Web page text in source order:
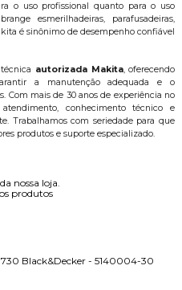
o uso profissional quanto para o uso
esmerilhadeiras, parafusadeiras,
é sinônimo de desempenho confiável
autorizada Makita, oferecendo
a manutenção adequada e o
Com mais de 30 anos de experiência no
conhecimento técnico e
Trabalhamos com seriedade para que
produtos e suporte especializado.
nossa loja.
produtos
Black&Decker - 5140004-30